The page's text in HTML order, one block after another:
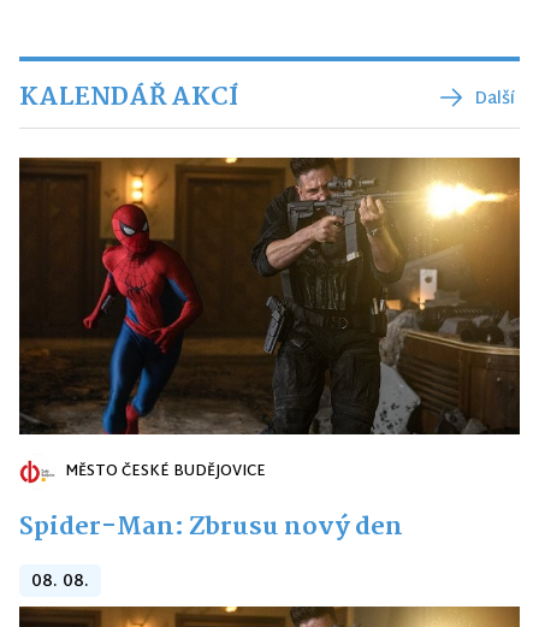
KALENDÁŘ AKCÍ Další
MĚSTO ČESKÉ BUDĚJOVICE
Spider-Man: Zbrusu nový den
08. 08.